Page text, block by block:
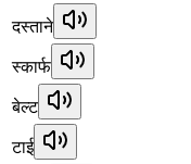
दस्ताने
स्कार्फ
बेल्ट
टाई